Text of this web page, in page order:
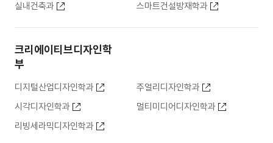
실내건축과
스마트건설방재학과
크리에이티브디자인학
부
디지털산업디자인학과
주얼리디자인학과
시각디자인학과
멀티미디어디자인학과
리빙세라믹디자인학과